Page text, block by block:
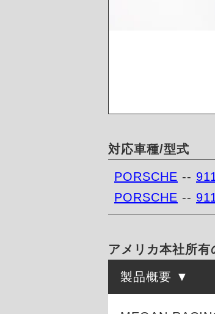
対応車種/型式
PORSCHE --
PORSCHE --
アメリカ本社所
製品概要